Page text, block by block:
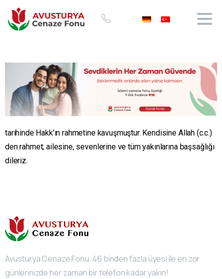
tarihinde Hakk’ın rahmetine kavuşmuştur. Kendisine Allah (c.c.)
den rahmet; ailesine, sevenlerine ve tüm yakınlarına başsağlığı
dileriz.
Avusturya Cenaze Fonu. 46 binden fazla üyesi ile en zor
günlerinizde her zaman bir telefon kadar yakın!